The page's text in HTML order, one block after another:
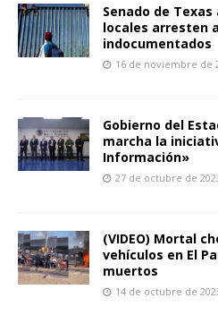
Senado de
locales arresten
indocumentados
16 de noviembre de
Gobierno del
marcha la
Información»
27 de octubre de
(VIDEO) Mortal
vehículos en El
muertos
14 de octubre de